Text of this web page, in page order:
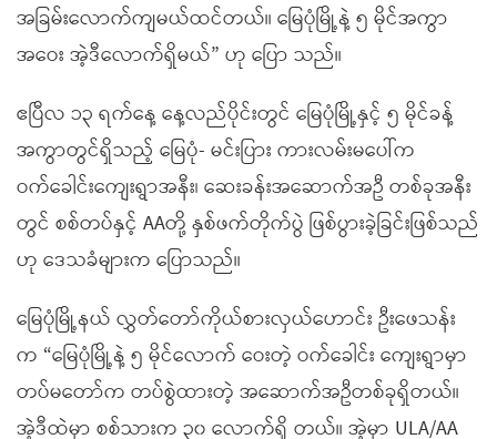
အခြမ်းလောက်ကျမယ်ထင်တယ်။ မြေပုံမြို့နဲ့ ၅ မိုင်အကွာ
အဝေး အဲ့ဒီလောက်ရှိမယ်” ဟု ပြော သည်။
ဧပြီလ ၁၃ ရက်နေ့ နေ့လည်ပိုင်းတွင် မြေပုံမြို့နှင့် ၅ မိုင်ခန့်
အကွာတွင်ရှိသည့် မြေပုံ- မင်းပြား ကားလမ်းမပေါ်က
ဝက်ခေါင်းကျေးရွာအနီး၊ ဆေးခန်းအဆောက်အဦ တစ်ခုအနီး
တွင် စစ်တပ်နှင့် AAတို့ နှစ်ဖက်တိုက်ပွဲ ဖြစ်ပွားခဲ့ခြင်းဖြစ်သည်
ဟု ဒေသခံများက ပြောသည်။
မြေပုံမြို့နယ် လွှတ်တော်ကိုယ်စားလှယ်ဟောင်း ဦးဖေသန်း
က “မြေပုံမြို့နဲ့ ၅ မိုင်လောက် ဝေးတဲ့ ဝက်ခေါင်း ကျေးရွာမှာ
တပ်မတော်က တပ်စွဲထားတဲ့ အဆောက်အဦတစ်ခုရှိတယ်။
အဲ့ဒီထဲမှာ စစ်သားက ၃၀ လောက်ရှိ တယ်။ အဲ့မှာ ULA/AA